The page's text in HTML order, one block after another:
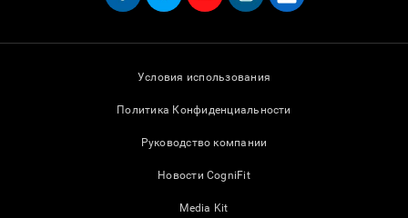
Условия использования
Политика Конфиденциальности
Руководство компании
Новости CogniFit
Media Kit